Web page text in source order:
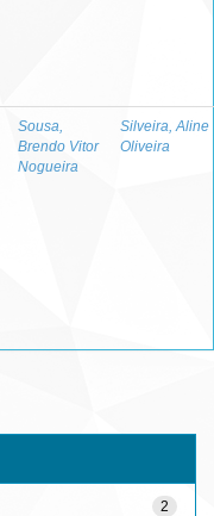
Sousa,
Brendo Vitor
Nogueira
Silveira, Aline
Oliveira
2